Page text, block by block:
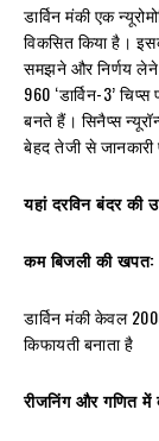
डार्विन मंकी एक
विकसित किया है।
समझने और निर्णय लेने
960 ‘डार्विन-3’
बनते हैं। सिनैप्स
बेहद तेजी से
यहां दरविन बंदर की
कम बिजली की खपत:
डार्विन मंकी केवल
किफायती बनाता है
रीजनिंग और गणित में